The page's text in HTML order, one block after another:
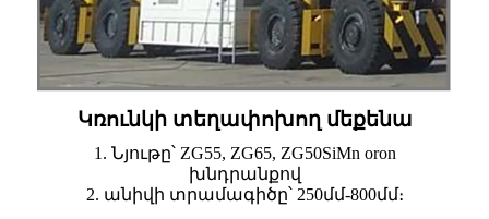
Կռունկի տեղափոխող մեքենա
1. Նյութը՝ ZG55, ZG65, ZG50SiMn oron
խնդրանքով
2. անիվի տրամագիծը՝ 250մմ-800մմ։